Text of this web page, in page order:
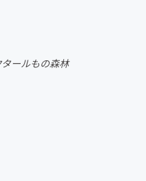
ールもの森林